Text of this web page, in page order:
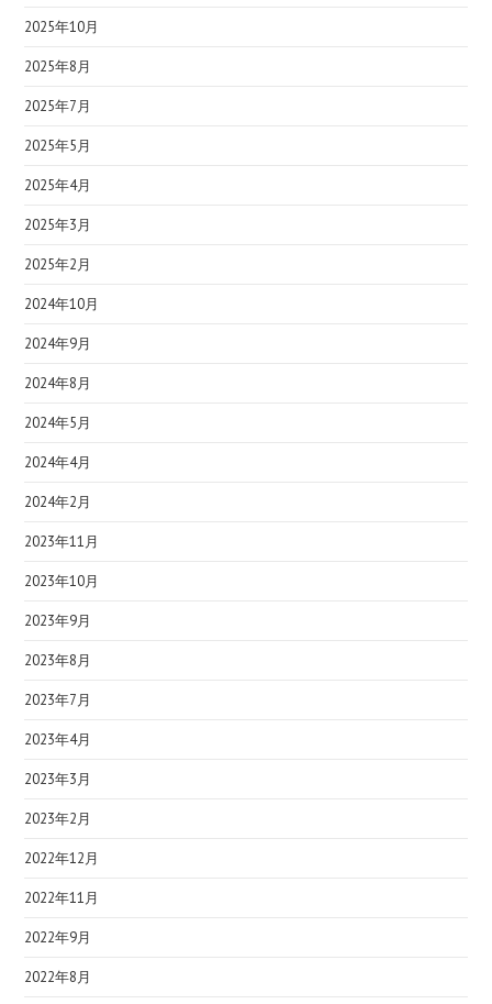
2025年10月
2025年8月
2025年7月
2025年5月
2025年4月
2025年3月
2025年2月
2024年10月
2024年9月
2024年8月
2024年5月
2024年4月
2024年2月
2023年11月
2023年10月
2023年9月
2023年8月
2023年7月
2023年4月
2023年3月
2023年2月
2022年12月
2022年11月
2022年9月
2022年8月